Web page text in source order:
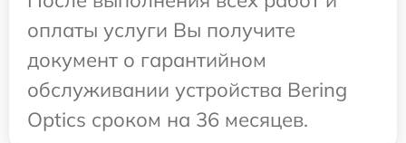
оплаты услуги Вы получите
документ о гарантийном
обслуживании устройства Bering
Optics сроком на 36 месяцев.